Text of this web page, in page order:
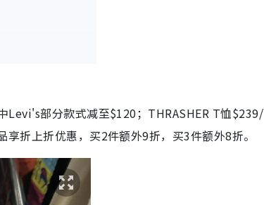
部分款式减至$120；THRASHER T恤$239/
折上折优惠，买2件额外9折，买3件额外8折。